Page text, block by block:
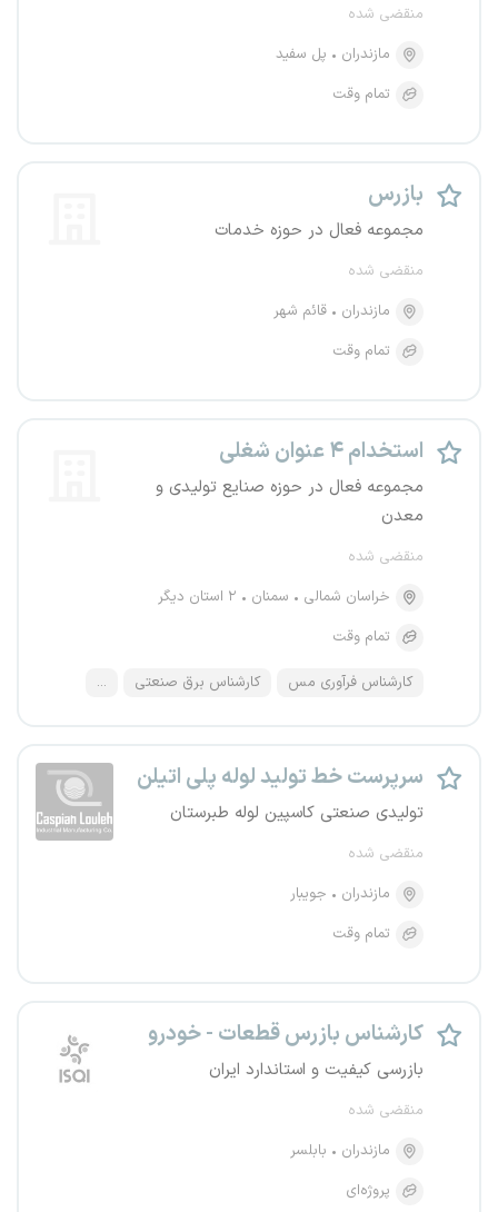
منقضی شده
مازندران
پل سفید
تمام وقت
بازرس
مجموعه فعال در حوزه خدمات
منقضی شده
مازندران
قائم شهر
تمام وقت
استخدام ۴ عنوان شغلی
مجموعه فعال در حوزه صنایع تولیدی و
معدن
منقضی شده
خراسان شمالی
سمنان
۲ استان دیگر
تمام وقت
کارشناس فرآوری مس کارشناس برق صنعتی ...
سرپرست خط تولید لوله پلی اتیلن
تولیدی صنعتی کاسپین لوله طبرستان
منقضی شده
مازندران
جویبار
تمام وقت
کارشناس بازرس قطعات - خودرو
بازرسی کیفیت و استاندارد ایران
منقضی شده
مازندران
بابلسر
پروژه‌ای